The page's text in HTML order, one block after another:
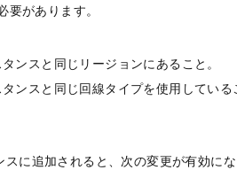
があります。
スと同じリージョンにあること。
スと同じ回線タイプを使用している
に追加されると、次の変更が有効にな